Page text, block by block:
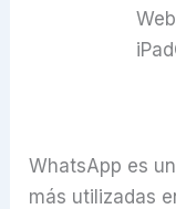
WhatsApp es
más utilizadas